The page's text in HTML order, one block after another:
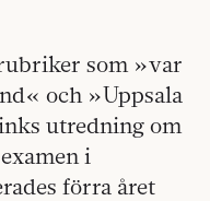
som »var
och »Uppsala
utredning om
i
förra året